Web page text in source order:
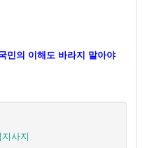
민의 이해도 바라지 말아야
지사지